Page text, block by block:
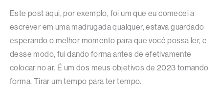
Este post aqui, por exemplo, foi um que eu comecei a
escrever em uma madrugada qualquer, estava guardado
esperando o melhor momento para que você possa ler, e
desse modo, fui dando forma antes de efetivamente
colocar no ar. É um dos meus objetivos de 2023 tomando
forma. Tirar um tempo para ter tempo.